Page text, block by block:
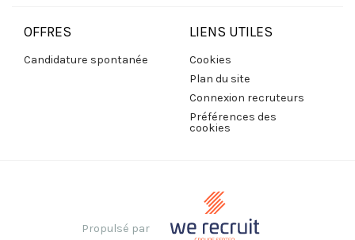
OFFRES
Candidature spontanée
LIENS UTILES
Cookies
Plan du site
Connexion recruteurs
Préférences des
cookies
Propulsé par